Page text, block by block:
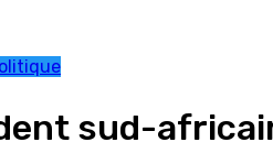
sud-